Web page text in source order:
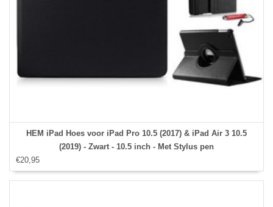
HEM iPad Hoes voor iPad Pro 10.5 (2017) & iPad Air 3 10.5
(2019) - Zwart - 10.5 inch - Met Stylus pen
€20,95